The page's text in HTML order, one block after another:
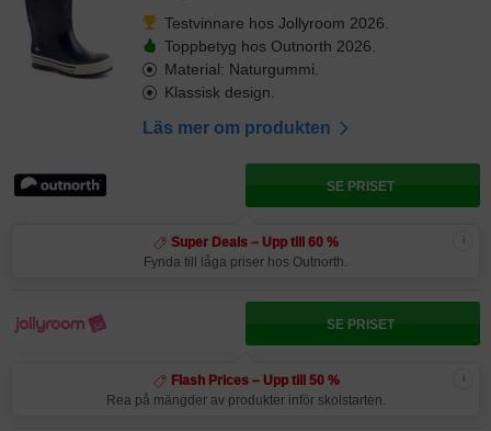
Testvinnare hos Jollyroom 2026.
Toppbetyg hos Outnorth 2026.
Material: Naturgummi.
Klassisk design.
Läs mer om produkten
SE PRISET
i
Super Deals – Upp till 60 %
Fynda till låga priser hos Outnorth.
SE PRISET
i
Flash Prices – Upp till 50 %
Rea på mängder av produkter inför skolstarten.